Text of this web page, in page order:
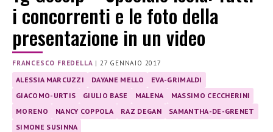
i concorrenti e le foto della
presentazione in un video
FRANCESCO FREDELLA | 27 GENNAIO 2017
ALESSIA MARCUZZI DAYANE MELLO
EVA-GRIMALDI
GIACOMO-URTIS
GIULIO BASE MALENA
MASSIMO CECCHERINI
MORENO
NANCY COPPOLA RAZ DEGAN
SAMANTHA-DE-GRENET
SIMONE SUSINNA